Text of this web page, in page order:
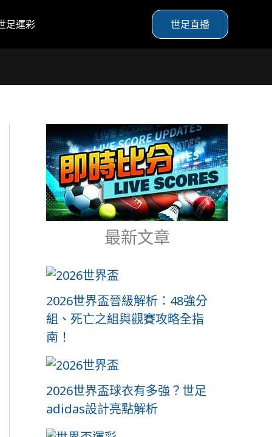
足運彩 世足直播
最新文章
2026世界盃晉級解析：48強分
組、死亡之組與觀賽攻略全指
南！
2026世界盃球衣有多強？世足
adidas設計亮點解析